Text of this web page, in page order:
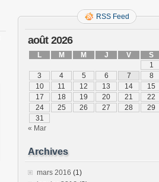
RSS Feed
août 2026
L M M J V S
1
3
4 5 6 7 8
10
11 12 13 14 15
17
18 19 20 21 22
24
25 26 27 28 29
31
« Mar
Archives
mars 2016 (1)